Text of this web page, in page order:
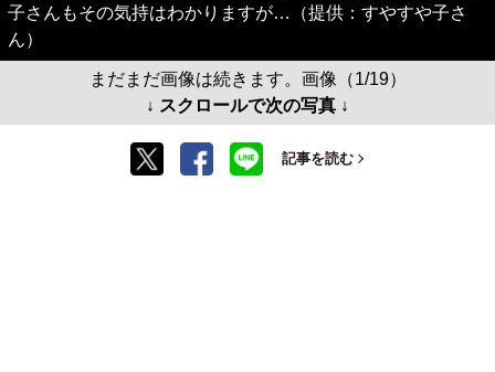
子さんもその気持はわかりますが…（提供：すやすや子さ
ん）
まだまだ画像は続きます。画像（1/19）
↓ スクロールで次の写真 ↓
記事を読む